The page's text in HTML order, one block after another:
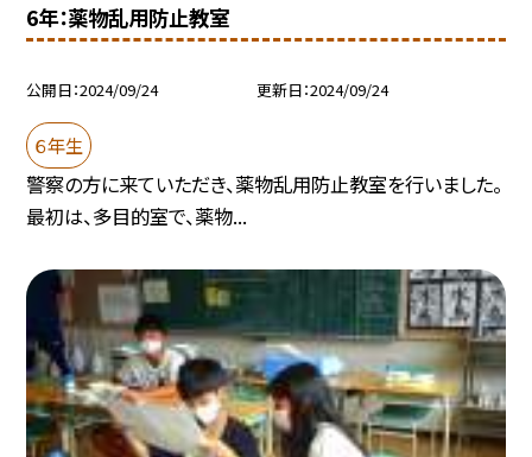
6年：薬物乱用防止教室
公開日 2024/09/24 更新日 2024/09/24
６年生
警察の方に来ていただき、薬物乱用防止教室を行いました。
最初は、多目的室で、薬物...